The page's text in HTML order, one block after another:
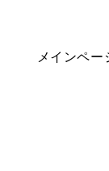
メインペー